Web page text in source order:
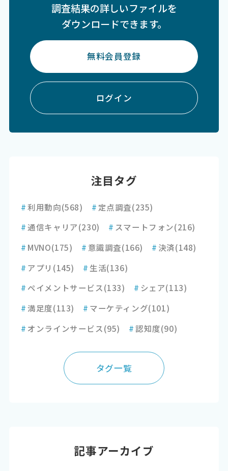
調査結果の詳しいファイルを
ダウンロードできます。
無料会員登録
ログイン
注目タグ
#利用動向(568) # 定点調査(235)
#通信キャリア(230) # スマートフォン(216)
# MVNO(175) # 意識調査(166) # 決済(148)
# アプリ (145) # 生活(136)
# ペイメントサービス(133) # シェア(113)
#満足度(113) # マーケティング(101)
# オンラインサービス(95) #認知度(90)
タグ一覧
記事アーカイブ